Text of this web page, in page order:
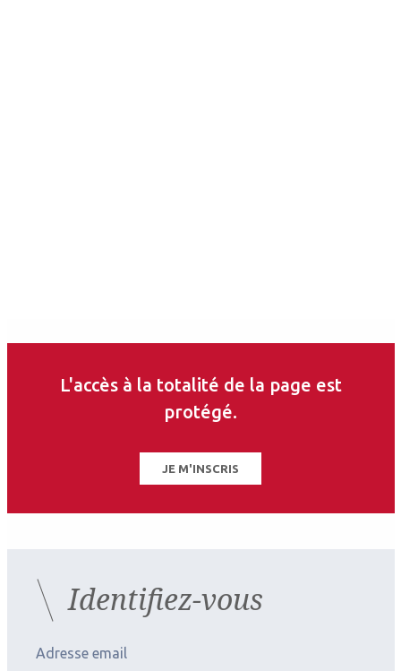
L'accès à la totalité de la page est
protégé.
JE M'INSCRIS
Identifiez-vous
Adresse email